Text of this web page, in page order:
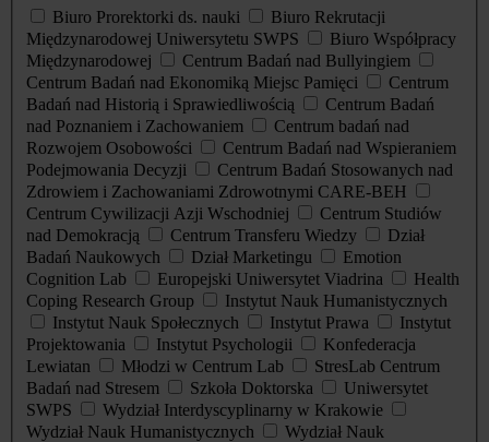
Biuro Prorektorki ds. nauki
Biuro Rekrutacji
Międzynarodowej Uniwersytetu SWPS
Biuro Współpracy
Międzynarodowej
Centrum Badań nad Bullyingiem
Centrum Badań nad Ekonomiką Miejsc Pamięci
Centrum
Badań nad Historią i Sprawiedliwością
Centrum Badań
nad Poznaniem i Zachowaniem
Centrum badań nad
Rozwojem Osobowości
Centrum Badań nad Wspieraniem
Podejmowania Decyzji
Centrum Badań Stosowanych nad
Zdrowiem i Zachowaniami Zdrowotnymi CARE-BEH
Centrum Cywilizacji Azji Wschodniej
Centrum Studiów
nad Demokracją
Centrum Transferu Wiedzy
Dział
Badań Naukowych
Dział Marketingu
Emotion
Cognition Lab
Europejski Uniwersytet Viadrina
Health
Coping Research Group
Instytut Nauk Humanistycznych
Instytut Nauk Społecznych
Instytut Prawa
Instytut
Projektowania
Instytut Psychologii
Konfederacja
Lewiatan
Młodzi w Centrum Lab
StresLab Centrum
Badań nad Stresem
Szkoła Doktorska
Uniwersytet
SWPS
Wydział Interdyscyplinarny w Krakowie
Wydział Nauk Humanistycznych
Wydział Nauk